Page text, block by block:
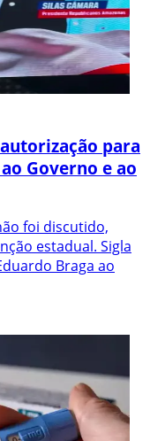
para
Governo e ao
foi discutido,
estadual. Sigla
Braga ao